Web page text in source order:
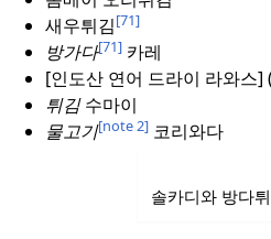
새우튀김[71]
방가다[71]카레
[인도산 연어 드라이 라와스]
튀김수마이
물고기[note 2]코리와다
솔카디와 방다